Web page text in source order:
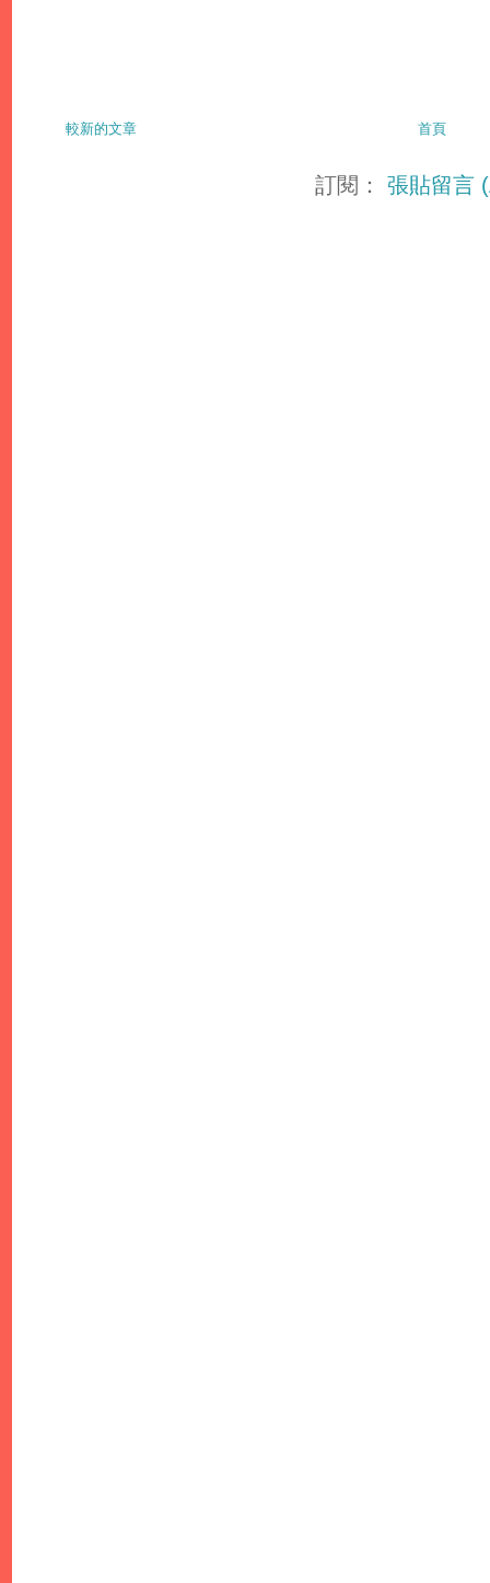
較新的文章 首頁
訂閱：張貼留言